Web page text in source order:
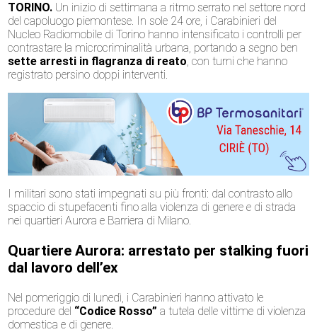
TORINO. Un inizio di settimana a ritmo serrato nel settore nord
del capoluogo piemontese. In sole 24 ore, i Carabinieri del
Nucleo Radiomobile di Torino hanno intensificato i controlli per
contrastare la microcriminalità urbana, portando a segno ben
sette arresti in flagranza di reato, con turni che hanno
registrato persino doppi interventi.
I militari sono stati impegnati su più fronti: dal contrasto allo
spaccio di stupefacenti fino alla violenza di genere e di strada
nei quartieri Aurora e Barriera di Milano.
Quartiere Aurora: arrestato per stalking fuori
dal lavoro dell’ex
Nel pomeriggio di lunedì, i Carabinieri hanno attivato le
procedure del “Codice Rosso” a tutela delle vittime di violenza
domestica e di genere.